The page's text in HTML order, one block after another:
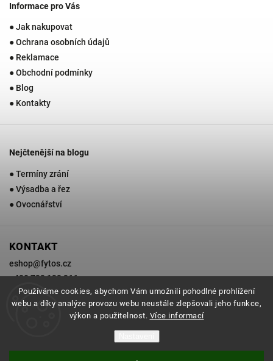
Používáme cookies, abychom Vám umožnili pohodlné prohlížení
webu a díky analýze provozu webu neustále zlepšovali jeho funkce,
výkon a použitelnost. Více informací
Informace pro Vás
● Jak nakupovat
● Ochrana osobních údajů
● Reklamace
● Obchodní podmínky
● Blog
● Kontakty
Nejčtenější na blogu
● Termíny zrání
● Výsadba a řez
● Ovocnářství
KONTAKT
eshop@fytos.cz
+420 733 133 366
Zahradnictví Fytos. Všechna práva vyhrazena.
Grafický návrh vytvořil a nakódoval